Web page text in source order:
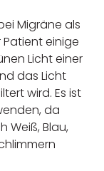
Migräne als
Patient einige
Licht einer
das Licht
wird. Es ist
da
Weiß, Blau,